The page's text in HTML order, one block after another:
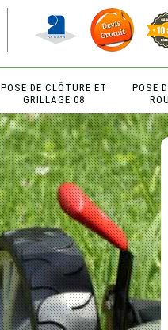
POSE DE CLÔTURE ET
GRILLAGE 08
POSE